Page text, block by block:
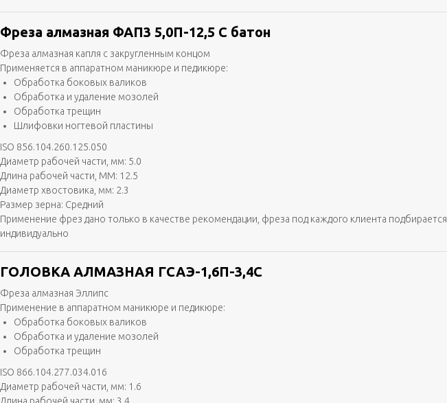
Фреза алмазная ФАП3 5,0П-12,5 С батон
Фреза алмазная капля с закругленным концом
Применяется в аппаратном маникюре и педикюре:
Обработка боковых валиков
Обработка и удаление мозолей
Обработка трещин
Шлифовки ногтевой пластины
ISO 856.104.260.125.050
Диаметр рабочей части, мм: 5.0
Длина рабочей части, ММ: 12.5
Диаметр хвостовика, мм: 2.3
Размер зерна: Средний
Применение фрез дано только в качестве рекомендации, фреза под каждого клиента подбирается
индивидуально
ГОЛОВКА АЛМАЗНАЯ ГСАЭ-1,6П-3,4С
Фреза алмазная Эллипс
Применение в аппаратном маникюре и педикюре:
Обработка боковых валиков
Обработка и удаление мозолей
Обработка трещин
ISO 866.104.277.034.016
Диаметр рабочей части, мм: 1.6